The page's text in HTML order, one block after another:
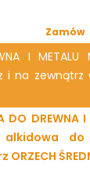
Zamów
I
na zewnątrz
DO DREWNA
alkidowa
ORZECH